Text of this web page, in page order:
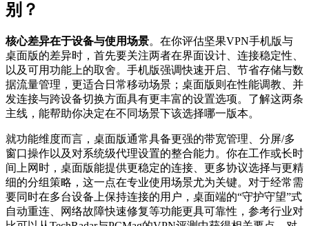
别？
核心差异在于设备与使用场景。在你评估坚果VPN手机版与
桌面版的差异时，首先要关注两者在界面设计、连接稳定性、
以及可用功能上的取舍。手机版强调快速开启、节省存储与数
据流量管理，更适合日常移动场景；桌面版则在性能调教、并
发连接与跨设备切换方面具有更丰富的设置选项。了解这两条
主线，能帮助你决定在不同场景下该选择哪一版本。
就功能维度而言，桌面版通常具备更强的带宽管理、分屏/多
窗口操作以及对系统级代理设置的整合能力。你在工作或长时
间上网时，桌面版能提供更稳定的连接、更多协议选择与更精
细的分组策略，这一点在专业使用场景尤为关键。对于经常需
要同时在多台设备上保持连接的用户，桌面端的“守护守望”式
自动重连、网络故障快速修复等功能更具可靠性，参考行业对